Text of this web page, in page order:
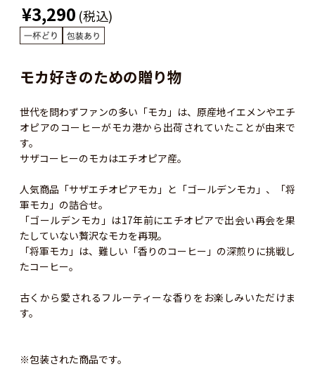
¥3,290 (税込)
モカ好きのための贈り物
世代を問わずファンの多い「モカ」は、原産地イエメンやエチ
オピアのコーヒーがモカ港から出荷されていたことが由来で
す。
サザコーヒーのモカはエチオピア産。
人気商品「サザエチオピアモカ」と「ゴールデンモカ」、「将
軍モカ」の詰合せ。
「ゴールデンモカ」は17年前にエチオピアで出会い再会を果
たしていない贅沢なモカを再現。
「将軍モカ」は、難しい「香りのコーヒー」の深煎りに挑戦し
たコーヒー。
古くから愛されるフルーティーな香りをお楽しみいただけま
す。
※包装された商品です。